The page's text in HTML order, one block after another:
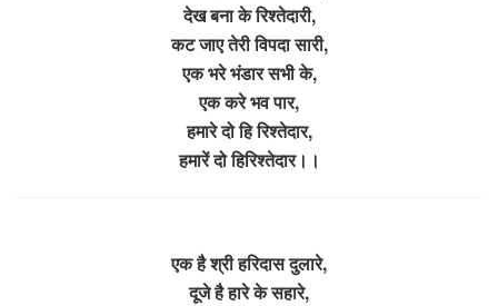
देख बना के रिश्तेदारी,
कट जाए तेरी विपदा सारी,
एक भरे भंडार सभी के,
एक करे भव पार,
हमारे दो हि रिश्तेदार,
हमारें दो हिरिश्तेदार।।
एक है श्री हरिदास दुलारे,
दूजे है हारे के सहारे,